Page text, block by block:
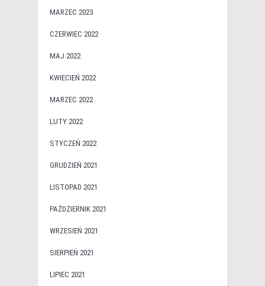
MARZEC 2023
CZERWIEC 2022
MAJ 2022
KWIECIEŃ 2022
MARZEC 2022
LUTY 2022
STYCZEŃ 2022
GRUDZIEŃ 2021
LISTOPAD 2021
PAŹDZIERNIK 2021
WRZESIEŃ 2021
SIERPIEŃ 2021
LIPIEC 2021